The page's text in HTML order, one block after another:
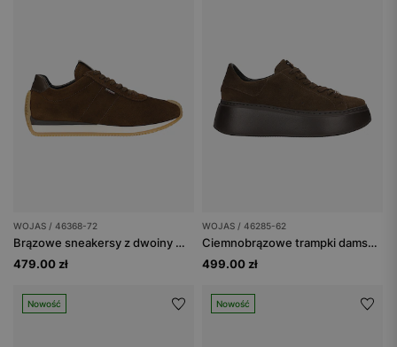
WOJAS / 46368-72
Brązowe sneakersy z dwoiny welurowej
479.00 zł
WOJAS / 46285-62
Ciemnobrązowe trampki damskie na platformie
499.00 zł
Nowość Nowość